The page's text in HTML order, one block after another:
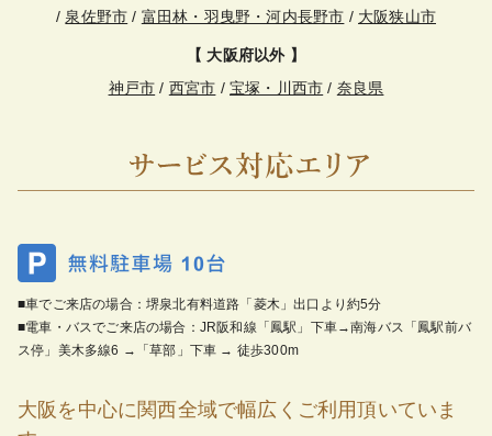
/ 泉佐野市 / 富田林・羽曳野・河内長野市 / 大阪狭山市
【 大阪府以外 】
神戸市 / 西宮市 / 宝塚・川西市 / 奈良県
■車でご来店の場合：堺泉北有料道路「菱木」出口より約5分
■電車・バスでご来店の場合：JR阪和線「鳳駅」下車→南海バス「鳳駅前バ
ス停」美木多線6 →「草部」下車 → 徒歩300m
大阪を中心に関西全域で幅広くご利用頂いていま